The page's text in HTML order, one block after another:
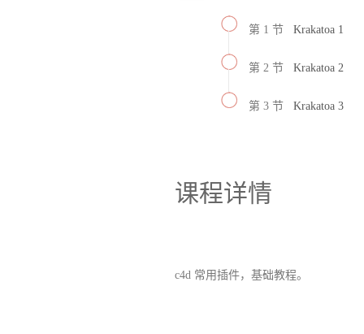
第 1 节 Krakatoa 1
第 2 节 Krakatoa 2
第 3 节 Krakatoa 3
课程详情
c4d 常用插件，基础教程。